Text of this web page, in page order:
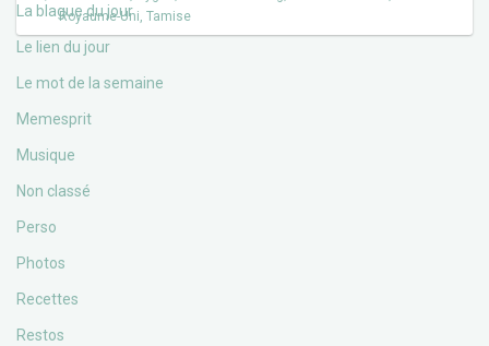
La blague du jour
Le lien du jour
Le mot de la semaine
Memesprit
Musique
Non classé
Perso
Photos
Recettes
Restos
Royaume-Uni, Tamise